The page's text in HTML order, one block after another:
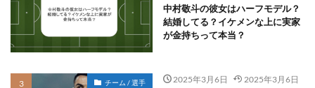
中村敬斗の彼女はハーフモデル？
結婚してる？イケメンな上に実家
が金持ちって本当？
チーム / 選手 2025年3月6日 2025年3月6日